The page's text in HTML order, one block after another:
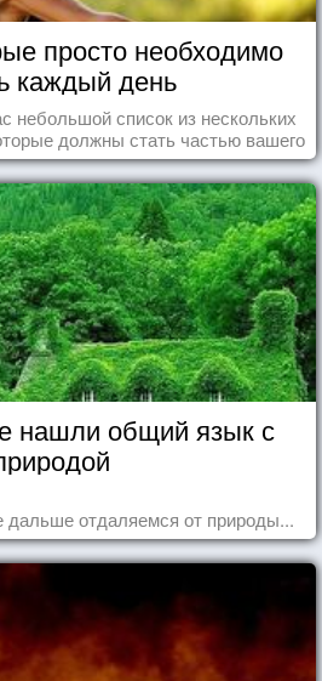
просто необходимо
каждый день
небольшой список из нескольких
должны стать частью вашего
дня.
нашли общий язык с
отдаляемся от природы...